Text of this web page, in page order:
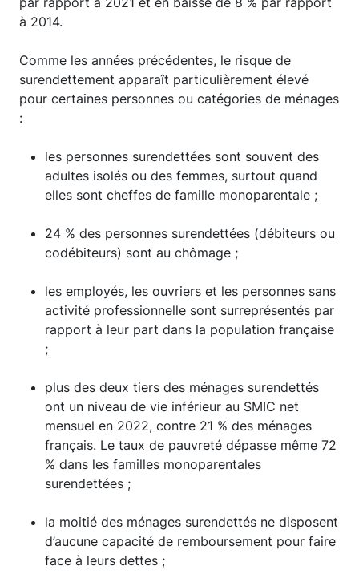
à 2014.
Comme les années précédentes, le risque de
surendettement apparaît particulièrement élevé
pour certaines personnes ou catégories de ménages
:
les personnes surendettées sont souvent des
adultes isolés ou des femmes, surtout quand
elles sont cheffes de famille monoparentale ;
24 % des personnes surendettées (débiteurs ou
codébiteurs) sont au chômage ;
les employés, les ouvriers et les personnes sans
activité professionnelle sont surreprésentés par
rapport à leur part dans la population française
;
plus des deux tiers des ménages surendettés
ont un niveau de vie inférieur au SMIC net
mensuel en 2022, contre 21 % des ménages
français. Le taux de pauvreté dépasse même 72
% dans les familles monoparentales
surendettées ;
la moitié des ménages surendettés ne disposent
d’aucune capacité de remboursement pour faire
face à leurs dettes ;